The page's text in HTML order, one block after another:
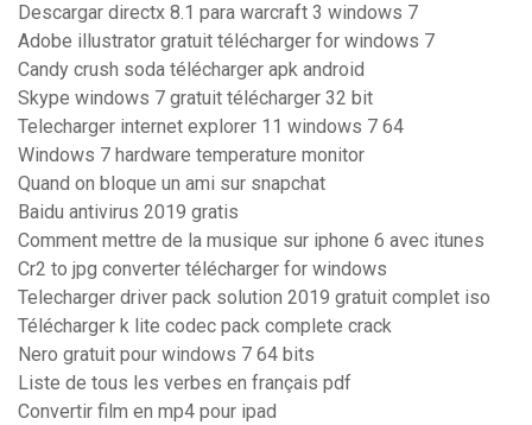
Descargar directx 8.1 para warcraft 3 windows 7
Adobe illustrator gratuit télécharger for windows 7
Candy crush soda télécharger apk android
Skype windows 7 gratuit télécharger 32 bit
Telecharger internet explorer 11 windows 7 64
Windows 7 hardware temperature monitor
Quand on bloque un ami sur snapchat
Baidu antivirus 2019 gratis
Comment mettre de la musique sur iphone 6 avec itunes
Cr2 to jpg converter télécharger for windows
Telecharger driver pack solution 2019 gratuit complet iso
Télécharger k lite codec pack complete crack
Nero gratuit pour windows 7 64 bits
Liste de tous les verbes en français pdf
Convertir film en mp4 pour ipad